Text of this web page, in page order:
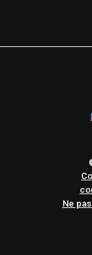
Ne